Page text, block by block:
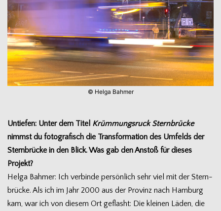
© Helga Bahmer
Untie­fen: Unter dem Titel Krüm­mungs­ruck Stern­brü­cke
nimmst du foto­gra­fisch die Trans­for­ma­tion des Umfelds der
Stern­brü­cke in den Blick. Was gab den Anstoß für die­ses
Projekt?
Helga Bah­mer: Ich ver­binde per­sön­lich sehr viel mit der Stern­
brü­cke. Als ich im Jahr 2000 aus der Pro­vinz nach Ham­burg
kam, war ich von die­sem Ort geflasht: Die klei­nen Läden, die